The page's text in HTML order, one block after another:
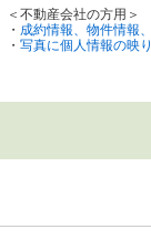
＜不動産会社の方用＞
・ 成約情報、物件情報
・ 写真に個人情報の映